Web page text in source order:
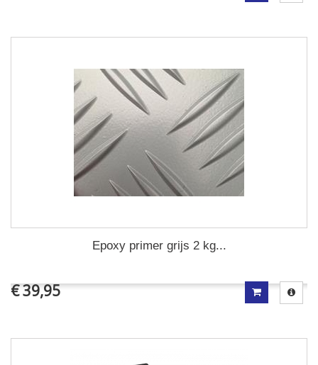
Epoxy primer grijs 2 kg...
€ 39,95